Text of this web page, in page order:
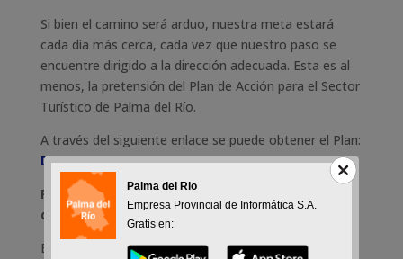
Si bien el camino será arduo, nuestra meta estará
cada día más cerca, cada vez que nuestro paso se
encuentre dirigido a la dirección adecuada. Esta es al
menos, la pretensión del Plan de Acción para el Sector
Turístico de Palma del Río.
A través del siguiente enlace se puede obtener el Plan:
Descargar Plan
Plan de Marketing y Aprovechamiento Turístico
de Palma del Río 2015-2019
El Plan de Marketing y Aprovechamiento Turístico de
Palma del Rio
Empresa Provincial de Informática S.A.
Gratis en: